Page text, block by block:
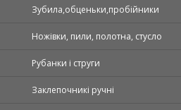
Зубила,обценьки,пробійники
Ножівки, пили, полотна, стусло
Рубанки і струги
Заклепочникі ручні